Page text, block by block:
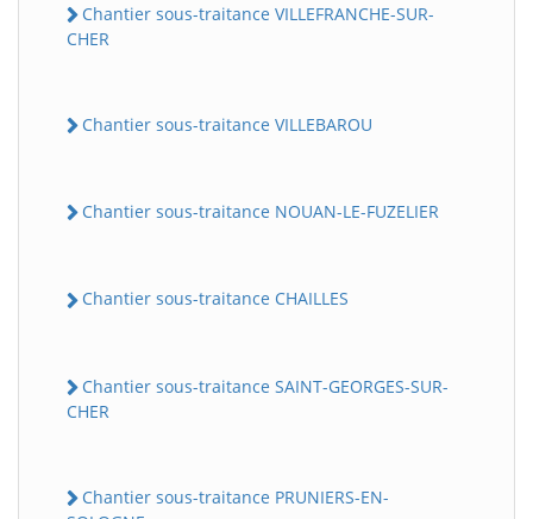
Chantier sous-traitance VILLEFRANCHE-SUR-
CHER
Chantier sous-traitance VILLEBAROU
Chantier sous-traitance NOUAN-LE-FUZELIER
Chantier sous-traitance CHAILLES
Chantier sous-traitance SAINT-GEORGES-SUR-
CHER
Chantier sous-traitance PRUNIERS-EN-